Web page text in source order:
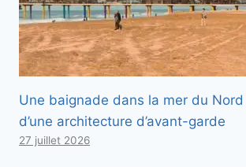
Une baignade dans la mer du
d’une architecture d’avant-garde
27 juillet 2026